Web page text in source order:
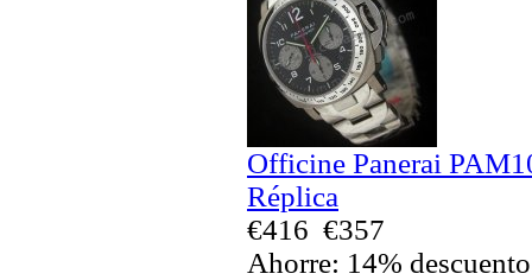
Officine Panerai
Réplica
€416 €357
Ahorre: 14% descuento